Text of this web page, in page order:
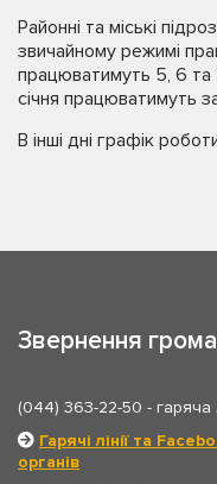
Районні та міські
звичайному режимі
працюватимуть 5, 6 та
січня працюватимуть
В інші дні графік
Звернення
(044) 363-22-50 - гаряча
Гарячі лінії та
органів